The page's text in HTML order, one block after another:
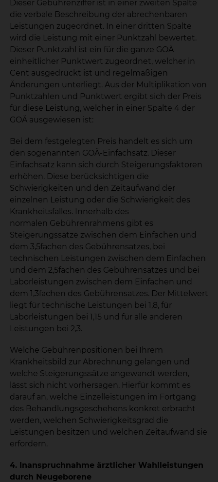
Dieser Gebührenziffer ist in einer zweiten Spalte
die verbale Beschreibung der abrechenbaren
Leistungen zugeordnet. In einer dritten Spalte
wird die Leistung mit einer Punktzahl bewertet.
Dieser Punktzahl ist ein für die ganze GOÄ
einheitlicher Punktwert zugeordnet, welcher in
Cent ausgedrückt ist und regelmäßigen
Änderungen unterliegt. Aus der Multiplikation von
Punktzahlen und Punktwert ergibt sich der Preis
für diese Leistung, welcher in einer Spalte 4 der
GOÄ ausgewiesen ist:
Bei dem festgelegten Preis handelt es sich um
den sogenannten GOÄ-Einfachsatz. Dieser
Einfachsatz kann sich durch Steigerungsfaktoren
erhöhen. Diese berücksichtigen die
Schwierigkeiten und den Zeitaufwand der
einzelnen Leistung oder die Schwierigkeit des
Krankheitsfalles. Innerhalb des
normalen Gebührenrahmens gibt es
Steigerungssätze zwischen dem Einfachen und
dem 3,5fachen des Gebührensatzes, bei
technischen Leistungen zwischen dem Einfachen
und dem 2,5fachen des Gebührensatzes und bei
Laborleistungen zwischen dem Einfachen und
dem 1,3fachen des Gebührensatzes. Der Mittelwert
liegt für technische Leistungen bei 1,8, für
Laborleistungen bei 1,15 und für alle anderen
Leistungen bei 2,3.
Welche Gebührenpositionen bei Ihrem
Krankheitsbild zur Abrechnung gelangen und
welche Steigerungssätze angewandt werden,
lässt sich nicht vorhersagen. Hierfür kommt es
darauf an, welche Einzelleistungen im Fortgang
des Behandlungsgeschehens konkret erbracht
werden, welchen Schwierigkeitsgrad die
Leistungen besitzen und welchen Zeitaufwand sie
erfordern.
4. Inanspruchnahme ärztlicher Wahlleistungen
durch Neugeborene